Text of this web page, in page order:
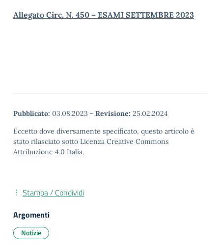
Allegato Circ. N. 450 – ESAMI SETTEMBRE 2023
Pubblicato: 03.08.2023 - Revisione: 25.02.2024
Eccetto dove diversamente specificato, questo articolo è
stato rilasciato sotto Licenza Creative Commons
Attribuzione 4.0 Italia.
Stampa / Condividi
Argomenti
Notizie